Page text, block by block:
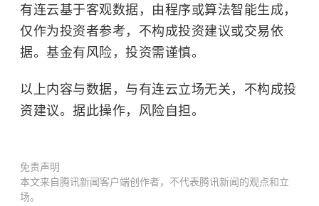
有连云基于客观数据，由程序或算法智能生成，
仅作为投资者参考，不构成投资建议或交易依
据。基金有风险，投资需谨慎。
以上内容与数据，与有连云立场无关，不构成投
资建议。据此操作，风险自担。
免责声明
本文来自腾讯新闻客户端创作者，不代表腾讯新闻的观点和立
场。